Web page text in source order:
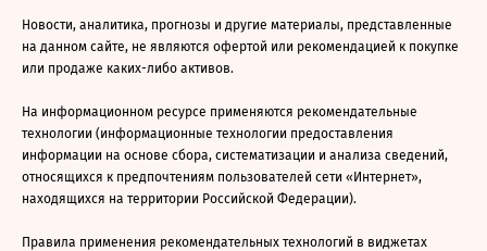
Новости, аналитика, прогнозы и другие материалы, представленные
на данном сайте, не являются офертой или рекомендацией к покупке
или продаже каких-либо активов.
На информационном ресурсе применяются рекомендательные
технологии (информационные технологии предоставления
информации на основе сбора, систематизации и анализа сведений,
относящихся к предпочтениям пользователей сети «Интернет»,
находящихся на территории Российской Федерации).
Правила применения рекомендательных технологий в виджетах